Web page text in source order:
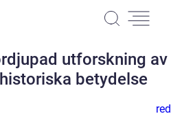
utforskning av
betydelse